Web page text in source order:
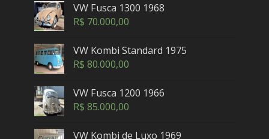
VW Fusca 1300 1968
R$ 70.000,00
VW Kombi Standard 1975
R$ 80.000,00
VW Fusca 1200 1966
R$ 85.000,00
VW Kombi de Luxo 1969